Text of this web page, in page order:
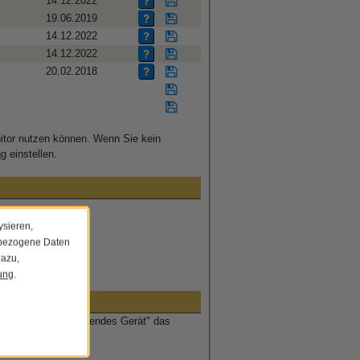
19.06.2019
?
14.12.2022
?
14.12.2022
?
20.02.2018
?
nutzen können. Wenn Sie kein
einstellen.
bei "Zu simulierendes Gerät" das
Daten
.